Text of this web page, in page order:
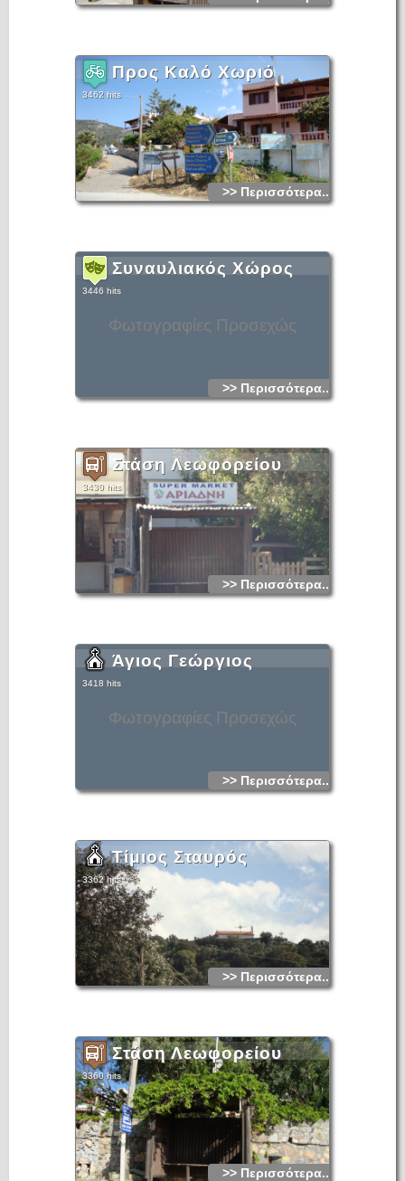
Προς Καλό Χωριό
3462 hits
>> Περισσότερα...
Φωτογραφίες Προσεχώς
Συναυλιακός Χώρος
3446 hits
>> Περισσότερα...
Στάση Λεωφορείου
3430 hits
>> Περισσότερα...
Φωτογραφίες Προσεχώς
Άγιος Γεώργιος
3418 hits
>> Περισσότερα...
Τίμιος Σταυρός
3362 hits
>> Περισσότερα...
Στάση Λεωφορείου
3360 hits
>> Περισσότερα...